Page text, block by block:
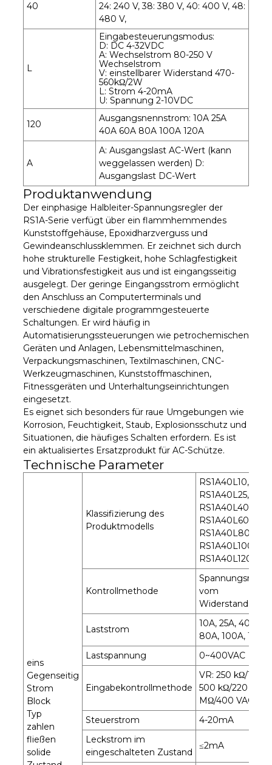
40
24: 240 V, 38: 380 V, 40: 400 V, 48:
480 V,
L
Eingabesteuerungsmodus:
D: DC 4-32VDC
A: Wechselstrom 80-250 V
Wechselstrom
V: einstellbarer Widerstand 470-
560kΩ/2W
L: Strom 4-20mA
U: Spannung 2-10VDC
120
Ausgangsnennstrom: 10A 25A
40A 60A 80A 100A 120A
A
A: Ausgangslast AC-Wert (kann
weggelassen werden) D:
Ausgangslast DC-Wert
Produktanwendung
Der einphasige Halbleiter-Spannungsregler der
RS1A-Serie verfügt über ein flammhemmendes
Kunststoffgehäuse, Epoxidharzverguss und
Gewindeanschlussklemmen. Er zeichnet sich durch
hohe strukturelle Festigkeit, hohe Schlagfestigkeit
und Vibrationsfestigkeit aus und ist eingangsseitig
ausgelegt. Der geringe Eingangsstrom ermöglicht
den Anschluss an Computerterminals und
verschiedene digitale programmgesteuerte
Schaltungen. Er wird häufig in
Automatisierungssteuerungen wie petrochemischen
Geräten und Anlagen, Lebensmittelmaschinen,
Verpackungsmaschinen, Textilmaschinen, CNC-
Werkzeugmaschinen, Kunststoffmaschinen,
Fitnessgeräten und Unterhaltungseinrichtungen
eingesetzt.
Es eignet sich besonders für raue Umgebungen wie
Korrosion, Feuchtigkeit, Staub, Explosionsschutz und
Situationen, die häufiges Schalten erfordern. Es ist
ein aktualisiertes Ersatzprodukt für AC-Schütze.
Technische Parameter
eins
Gegenseitig
Strom
Block
Typ
zahlen
fließen
solide
Klassifizierung des
Produktmodells
RS1A40L10,
RS1A40L25,
RS1A40L40,
RS1A40L60,
RS1A40L80,
RS1A40L100,
RS1A40L120
Kontrollmethode
Spannungsregler
vom
Widerstandstyp
Laststrom
10A, 25A, 40A,
80A, 100A, 120A
Lastspannung
0~400VAC
Eingabekontrollmethode
VR: 250 kΩ/110
500 kΩ/220 VAC,
MΩ/400 VAC
Steuerstrom
4-20mA
Leckstrom im
eingeschalteten Zustand
≤2mA